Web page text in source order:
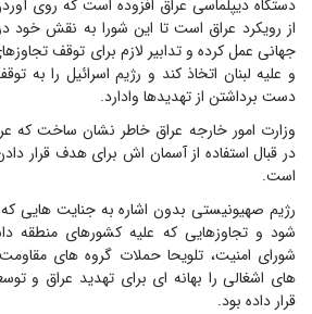
دستگاه دیپلماسی عراق افزوده است که روی
از رویکرد عراق است تا این شورا به نقش
جهانی عمل کرده و تدابیر لازم برای توقف
و علیه لبنان اتخاذ کند و رژیم اسرائیل را
دست برداشتن از تهدیدها وادارد.
وزارت امور خارجه عراق خاطر نشان ساخت که
در قبال استفاده از آسمان اش برای هدف قرار
است.
رژیم صهیونیستی بدون اشاره به جنایت هایی
شود و تجاوزهایی که علیه کشورهای منطقه
شورای امنیت، تلویحا حملات گروه های
های اشغالی را بهانه ای برای تهدید عراق و
قرار داده بود.